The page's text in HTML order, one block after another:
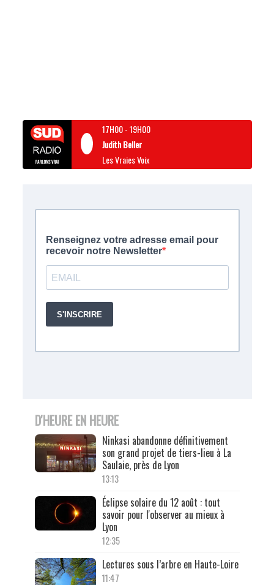
17H00-19H00
Judith Beller
Les Vraies Voix
D'HEURE EN HEURE
Ninkasi abandonne définitivement
son grand projet de tiers-lieu à La
Saulaie, près de Lyon
13:13
Éclipse solaire du 12 août : tout
savoir pour l'observer au mieux à
Lyon
12:35
Lectures sous l’arbre en Haute-Loire
11:47